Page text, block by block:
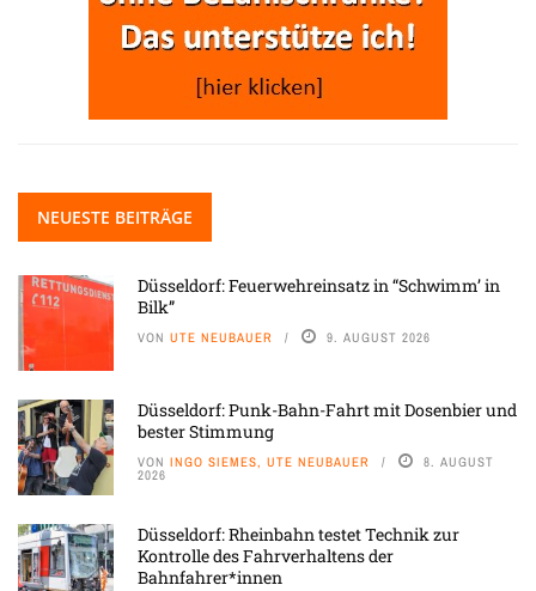
NEUESTE BEITRÄGE
Düsseldorf: Feuerwehreinsatz in “Schwimm’ in
Bilk”
VON UTE NEUBAUER 9. AUGUST 2026
Düsseldorf: Punk-Bahn-Fahrt mit Dosenbier und
bester Stimmung
VON INGO SIEMES, UTE NEUBAUER 8. AUGUST
2026
Düsseldorf: Rheinbahn testet Technik zur
Kontrolle des Fahrverhaltens der
Bahnfahrer*innen